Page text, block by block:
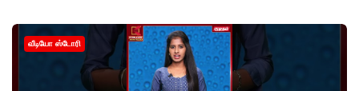
வீடியோ ஸ்டோரி